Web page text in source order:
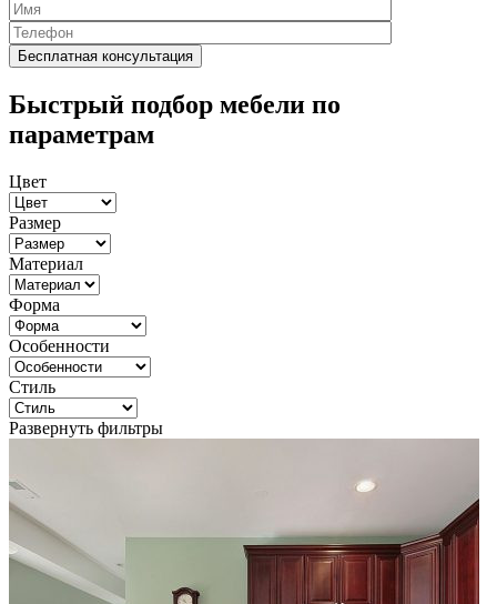
Быстрый подбор мебели по
параметрам
Цвет
Размер
Материал
Форма
Особенности
Стиль
Развернуть фильтры